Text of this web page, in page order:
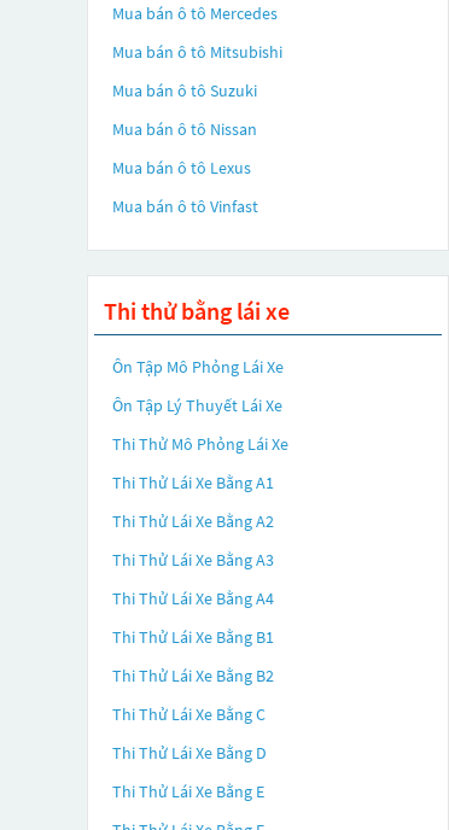
Mua bán ô tô Mercedes
Mua bán ô tô Mitsubishi
Mua bán ô tô Suzuki
Mua bán ô tô Nissan
Mua bán ô tô Lexus
Mua bán ô tô Vinfast
Thi thử bằng lái xe
Ôn Tập Mô Phỏng Lái Xe
Ôn Tập Lý Thuyết Lái Xe
Thi Thử Mô Phỏng Lái Xe
Thi Thử Lái Xe Bằng A1
Thi Thử Lái Xe Bằng A2
Thi Thử Lái Xe Bằng A3
Thi Thử Lái Xe Bằng A4
Thi Thử Lái Xe Bằng B1
Thi Thử Lái Xe Bằng B2
Thi Thử Lái Xe Bằng C
Thi Thử Lái Xe Bằng D
Thi Thử Lái Xe Bằng E